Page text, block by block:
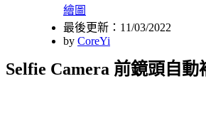
繪圖
最後更新：11/03/2022
by CoreYi
Selfie Camera 前鏡頭自動